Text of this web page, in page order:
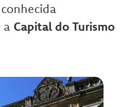
a Capital do Turismo